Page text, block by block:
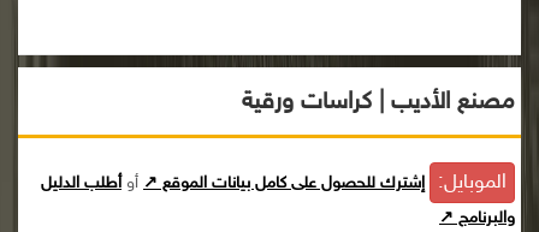
مصنع الأديب | كراسات ورقية
الموبايل: إشترك للحصول على كامل بيانات الموقع ↗ أوأطلب الدليل
والبرنامج ↗